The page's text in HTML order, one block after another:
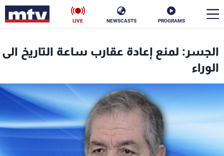
PROGRAMS
NEWSCASTS
LIVE
الجسر: لمنع إعادة عقارب ساعة التاريخ الى
الوراء
الأخبار
ناس
إقتصاد فن
منوعات رياضة